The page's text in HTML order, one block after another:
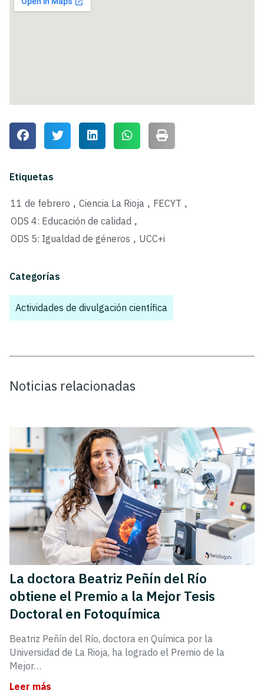
Etiquetas
11 de febrero , Ciencia La Rioja , FECYT ,
ODS 4: Educación de calidad ,
ODS 5: Igualdad de géneros , UCC+i
Categorías
Actividades de divulgación científica
Noticias relacionadas
La doctora Beatriz Peñín del Río
obtiene el Premio a la Mejor Tesis
Doctoral en Fotoquímica
Beatriz Peñín del Río, doctora en Química por la
Universidad de La Rioja, ha logrado el Premio de la
Mejor…
Leer más